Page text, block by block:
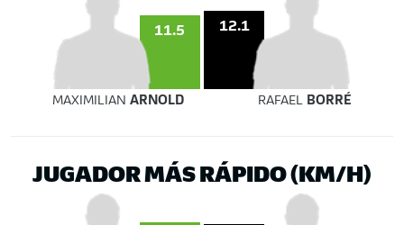
11.5 12.1
MAXIMILIAN ARNOLD RAFAEL BORRÉ
JUGADOR MÁS RÁPIDO (KM/H)